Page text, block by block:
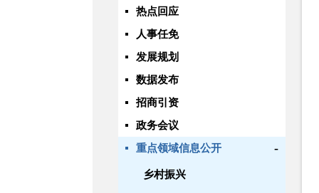
热点回应
人事任免
发展规划
数据发布
招商引资
政务会议
重点领域信息公开
-
乡村振兴